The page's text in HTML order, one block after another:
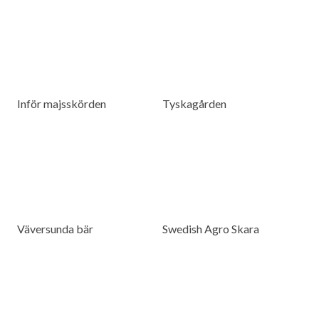
Inför majsskörden Tyskagården
Väversunda bär Swedish Agro Skara